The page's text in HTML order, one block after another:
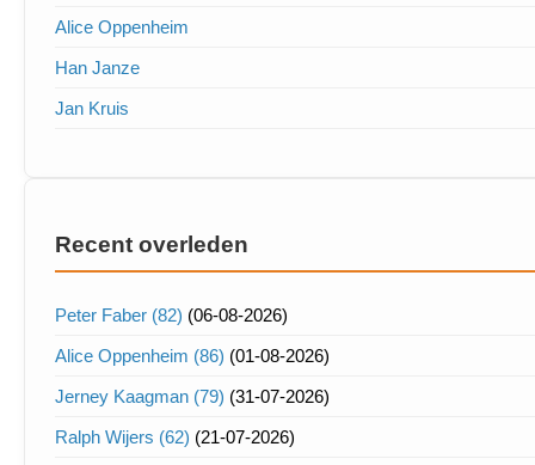
Alice Oppenheim
Han Janze
Jan Kruis
Recent overleden
Peter Faber (82) (06-08-2026)
Alice Oppenheim (86) (01-08-2026)
Jerney Kaagman (79) (31-07-2026)
Ralph Wijers (62) (21-07-2026)